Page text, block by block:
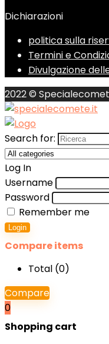
Dichiarazioni
politica sulla
Termini e
Divulgazione
2022 ©
Search for:
Log In
Username
Password
Remember me
Login
Compare items
Total (0)
Compare
0
Shopping cart